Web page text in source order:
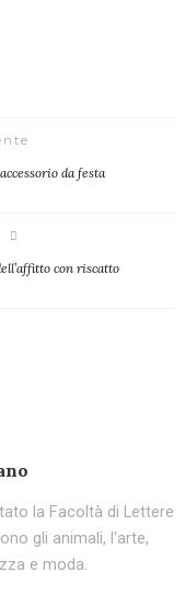
da festa
con riscatto
la Facoltà di Lettere
gli animali, l'arte,
e moda.